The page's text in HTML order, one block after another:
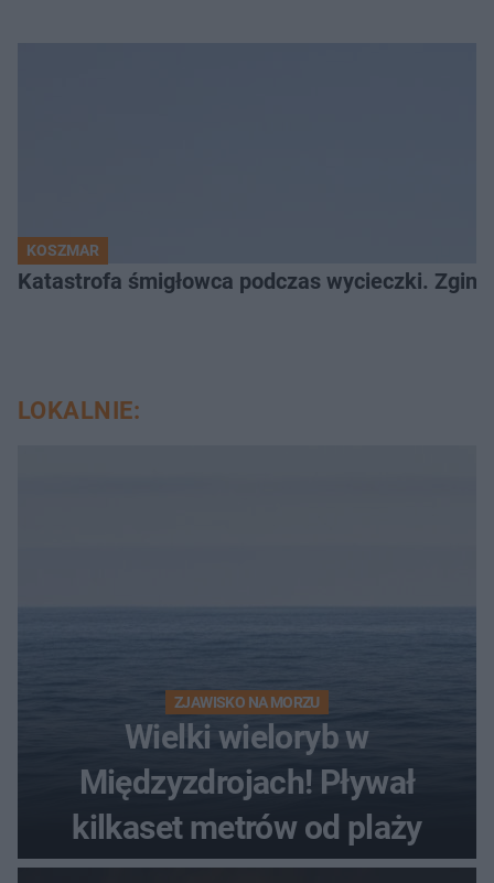
KOSZMAR
Katastrofa śmigłowca podczas wycieczki.
LOKALNIE:
ZJAWISKO NA MORZU
Wielki wieloryb w
Międzyzdrojach! Pływał
kilkaset metrów od plaży